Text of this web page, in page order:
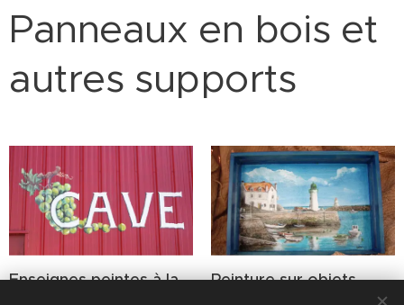
Panneaux en bois et
autres supports
Enseignes peintes à la
Peinture sur objets